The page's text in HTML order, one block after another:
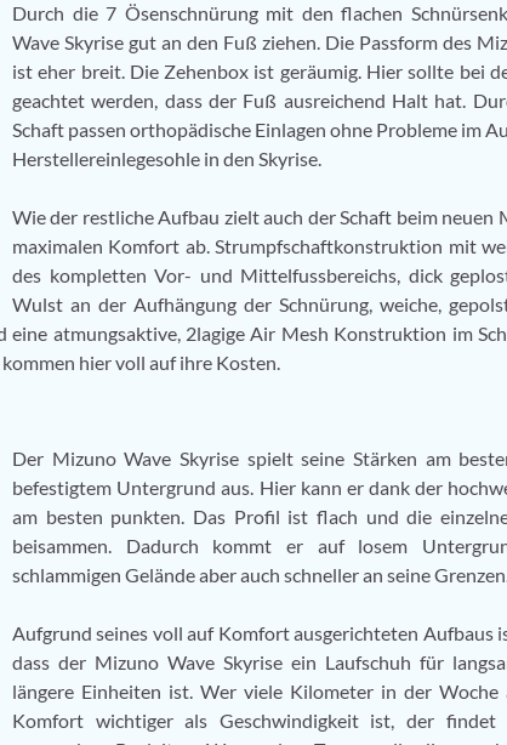
Durch die 7 Ösenschnürung mit den flachen
Wave Skyrise gut an den Fuß ziehen. Die Passform des
ist eher breit. Die Zehenbox ist geräumig. Hier sollte bei
geachtet werden, dass der Fuß ausreichend Halt hat.
Schaft passen orthopädische Einlagen ohne Probleme im
Herstellereinlegesohle in den Skyrise.
Wie der restliche Aufbau zielt auch der Schaft beim neuen
maximalen Komfort ab. Strumpfschaftkonstruktion mit
des kompletten Vor- und Mittelfussbereichs, dick
Wulst an der Aufhängung der Schnürung, weiche,
eine atmungsaktive, 2lagige Air Mesh Konstruktion im
hier voll auf ihre Kosten.
Der Mizuno Wave Skyrise spielt seine Stärken am
befestigtem Untergrund aus. Hier kann er dank der
am besten punkten. Das Profil ist flach und die
beisammen. Dadurch kommt er auf losem
schlammigen Gelände aber auch schneller an seine
Aufgrund seines voll auf Komfort ausgerichteten Aufbaus
dass der Mizuno Wave Skyrise ein Laufschuh für
längere Einheiten ist. Wer viele Kilometer in der
Komfort wichtiger als Geschwindigkeit ist, der findet